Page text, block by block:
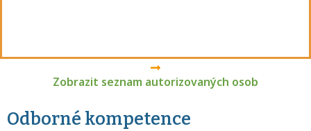
Zobrazit seznam autorizovaných osob
Odborné kompetence